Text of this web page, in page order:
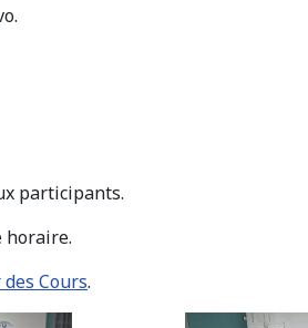
participants.
horaire.
Cours.